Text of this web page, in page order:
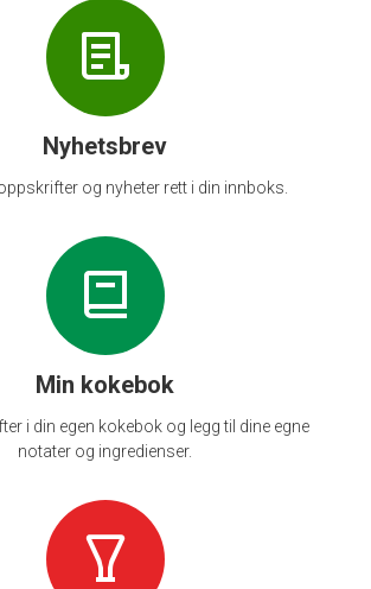
Nyhetsbrev
og nyheter rett i din innboks.
Min kokebok
i din egen kokebok og legg til dine egne
notater og ingredienser.